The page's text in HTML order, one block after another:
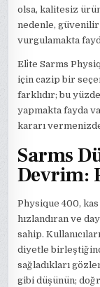
olsa, kalitesiz
nedenle, güvenilir
vurgulamakta
Eli̇te Sarms
için cazip bir
farklıdır; bu
yapmakta fayda
kararı
Sarms
Devrim:
Physique 400, kas
hızlandıran ve
sahip.
diyetle
sağladıkları
gibi düşünün;